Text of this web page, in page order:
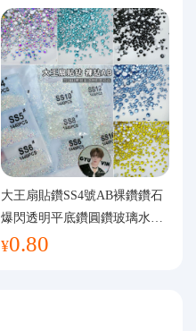
大王扇貼鑽SS4號AB裸鑽鑽石
爆閃透明平底鑽圓鑽玻璃水鑽
美甲鑽飾
¥0.80